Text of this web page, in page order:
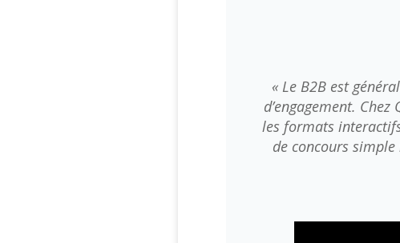
« Le B2B est
d’engagement.
les formats
de concours